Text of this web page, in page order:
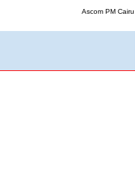
Ascom PM Cairu